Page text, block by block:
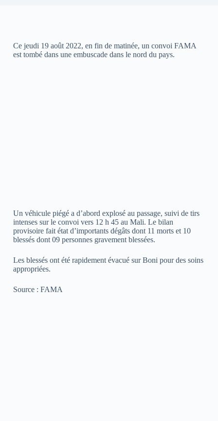
Ce jeudi 19 août 2022, en fin de matinée, un convoi FAMA
est tombé dans une embuscade dans le nord du pays.
Un véhicule piégé a d’abord explosé au passage, suivi de tirs
intenses sur le convoi vers 12 h 45 au Mali. Le bilan
provisoire fait état d’importants dégâts dont 11 morts et 10
blessés dont 09 personnes gravement blessées.
Les blessés ont été rapidement évacué sur Boni pour des soins
appropriées.
Source : FAMA